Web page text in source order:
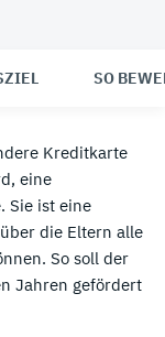
SO
Kreditkarte
eine
Sie ist eine
die Eltern alle
So soll der
Jahren gefördert